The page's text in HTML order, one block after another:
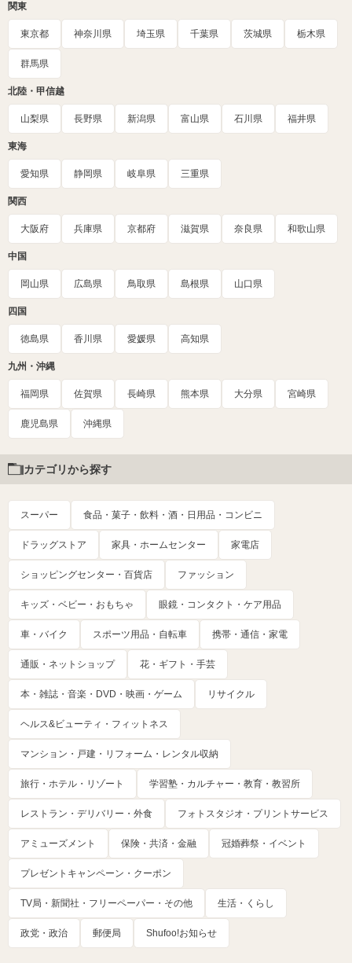
関東
東京都 神奈川県 埼玉県 千葉県 茨城県 栃木県
群馬県
北陸・甲信越
山梨県 長野県 新潟県 富山県 石川県 福井県
東海
愛知県 静岡県 岐阜県 三重県
関西
大阪府 兵庫県 京都府 滋賀県 奈良県 和歌山県
中国
岡山県 広島県 鳥取県 島根県 山口県
四国
徳島県 香川県 愛媛県 高知県
九州・沖縄
福岡県 佐賀県 長崎県 熊本県 大分県 宮崎県
鹿児島県 沖縄県
カテゴリから探す
スーパー 食品・菓子・飲料・酒・日用品・コンビニ
ドラッグストア 家具・ホームセンター 家電店
ショッピングセンター・百貨店 ファッション
キッズ・ベビー・おもちゃ 眼鏡・コンタクト・ケア用品
車・バイク スポーツ用品・自転車 携帯・通信・家電
通販・ネットショップ 花・ギフト・手芸
本・雑誌・音楽・DVD・映画・ゲーム リサイクル
ヘルス&ビューティ・フィットネス
マンション・戸建・リフォーム・レンタル収納
旅行・ホテル・リゾート 学習塾・カルチャー・教育・教習所
レストラン・デリバリー・外食 フォトスタジオ・プリントサービス
アミューズメント 保険・共済・金融 冠婚葬祭・イベント
プレゼントキャンペーン・クーポン
TV局・新聞社・フリーペーパー・その他 生活・くらし
政党・政治 郵便局 Shufoo!お知らせ